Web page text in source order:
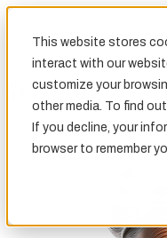
This website stores
interact with our
customize your
other media. To find
If you decline, your
browser to remember